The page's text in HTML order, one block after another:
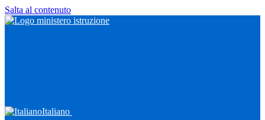
Salta al contenuto
Italiano